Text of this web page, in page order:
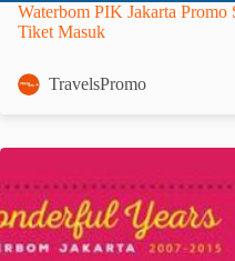
Waterbom PIK Jakarta Promo
Tiket Masuk
TravelsPromo